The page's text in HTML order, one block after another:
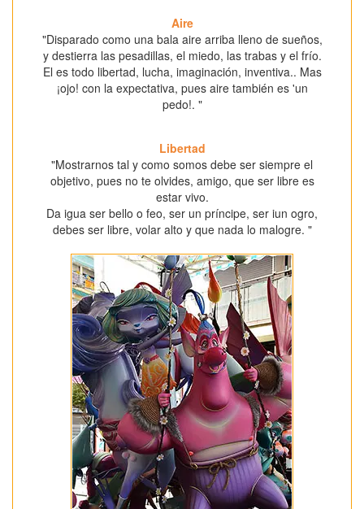
Aire
"Disparado como una bala aire arriba lleno de sueños,
y destierra las pesadillas, el miedo, las trabas y el frío.
El es todo libertad, lucha, imaginación, inventiva.. Mas
¡ojo! con la expectativa, pues aire también es 'un
pedo!. "
Libertad
"Mostrarnos tal y como somos debe ser siempre el
objetivo, pues no te olvides, amigo, que ser libre es
estar vivo.
Da igua ser bello o feo, ser un príncipe, ser iun ogro,
debes ser libre, volar alto y que nada lo malogre. "